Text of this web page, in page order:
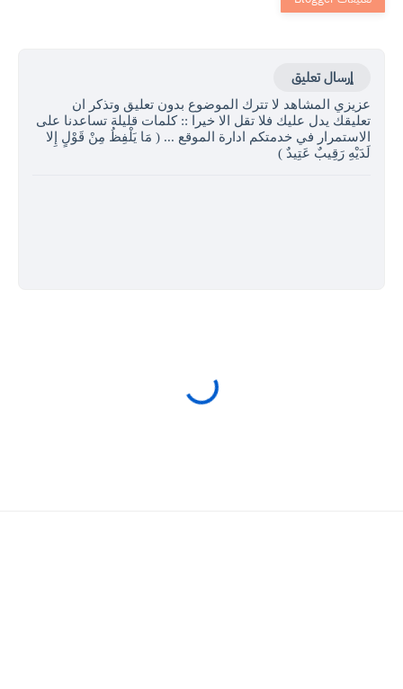
إرسال تعليق
عزيزي المشاهد لا تترك الموضوع بدون تعليق وتذكر ان
تعليقك يدل عليك فلا تقل الا خيرا :: كلمات قليلة تساعدنا على
الاستمرار في خدمتكم ادارة الموقع ... ( مَا يَلْفِظُ مِنْ قَوْلٍ إِلا
لَدَيْهِ رَقِيبٌ عَتِيدٌ )